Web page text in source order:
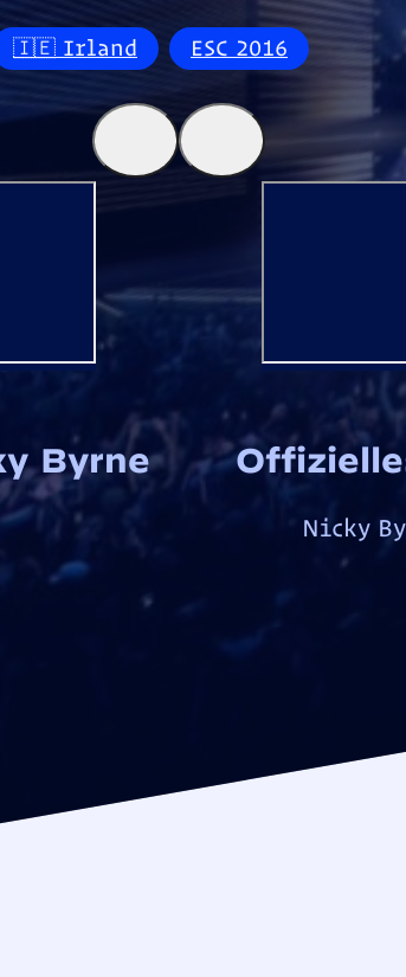
🇮🇪 Irland ESC 2016
Byrne
Nicky